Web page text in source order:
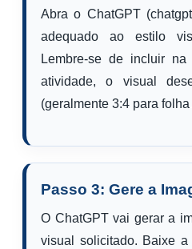
Abra o ChatGPT
adequado ao estilo
Lembre-se de incluir
atividade, o visual
(geralmente 3:4 para folha
Passo 3: Gere a
O ChatGPT vai gerar a
visual solicitado. Baixe a